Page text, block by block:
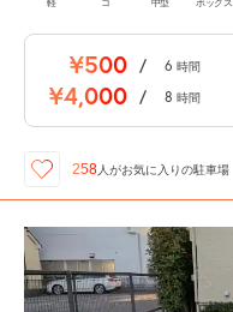
軽 コ 中型 ボックス
¥500 / 6 時間
¥4,000 / 8 時間
258 人がお気に入りの駐車場